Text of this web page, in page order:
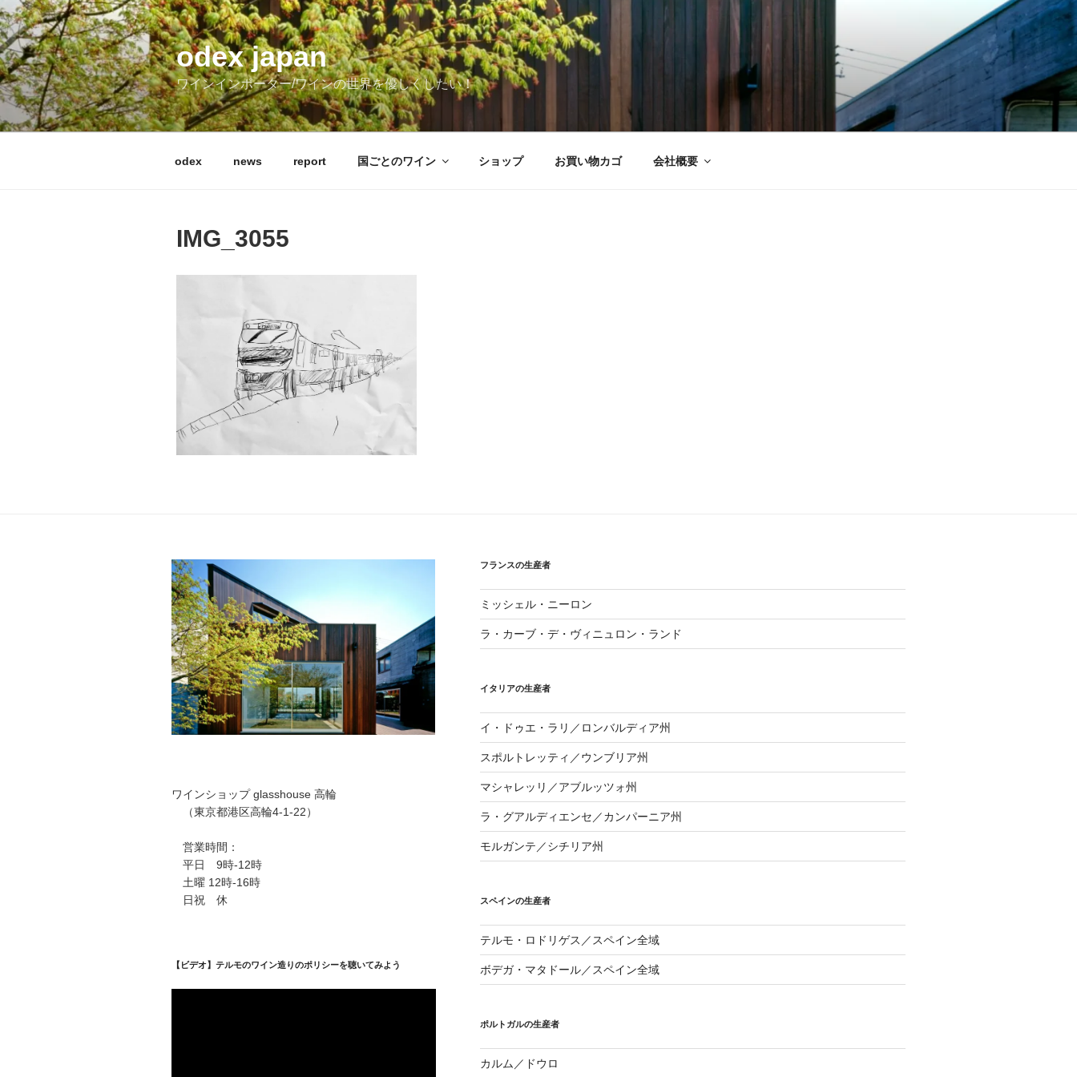
コ
ン
テ
ン
ツ
へ
ス
odex japan
ワインインポーター/ワインの世界を優しくしたい！
odex news report 国ごとのワイン ショップ お買い物カゴ 会社概要
IMG_3055
ワインショップ glasshouse 高輪
（東京都港区高輪4-1-22）
営業時間：
平日 9時-12時
土曜 12時-16時
日祝 休
【ビデオ】テルモのワイン造りのポリシーを聴いてみよう
フランスの生産者
ミッシェル・ニーロン
ラ・カーブ・デ・ヴィニュロン・ランド
イタリアの生産者
イ・ドゥエ・ラリ／ロンバルディア州
スポルトレッティ／ウンブリア州
マシャレッリ／アブルッツォ州
ラ・グアルディエンセ／カンパーニア州
モルガンテ／シチリア州
スペインの生産者
テルモ・ロドリゲス／スペイン全域
ボデガ・マタドール／スペイン全域
ポルトガルの生産者
カルム／ドウロ